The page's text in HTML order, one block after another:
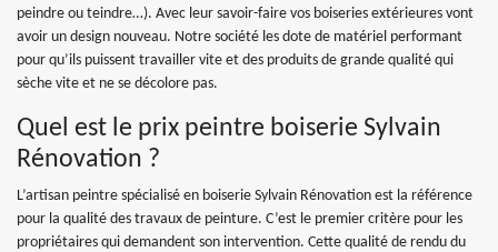
peindre ou teindre…). Avec leur savoir-faire vos boiseries extérieures vont
avoir un design nouveau. Notre société les dote de matériel performant
pour qu’ils puissent travailler vite et des produits de grande qualité qui
sèche vite et ne se décolore pas.
Quel est le prix peintre boiserie Sylvain
Rénovation ?
L’artisan peintre spécialisé en boiserie Sylvain Rénovation est la référence
pour la qualité des travaux de peinture. C’est le premier critère pour les
propriétaires qui demandent son intervention. Cette qualité de rendu du